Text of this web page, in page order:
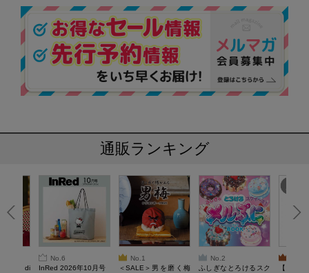
通販ランキング
di
No.6
InRed 2026年10月号
No.1
＜SALE＞男を磨く梅
No.2
ふしぎなとろけるスク
【